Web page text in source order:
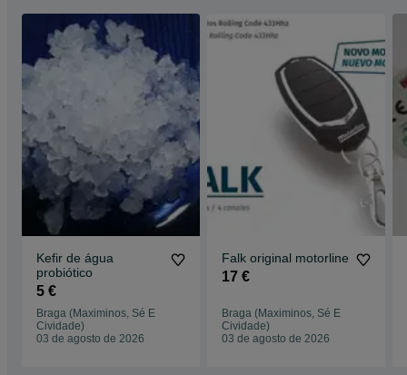
Kefir de água
probiótico
5 €
Braga (Maximinos, Sé E
Cividade)
03 de agosto de 2026
Falk original motorline
17 €
Braga (Maximinos, Sé E
Cividade)
03 de agosto de 2026